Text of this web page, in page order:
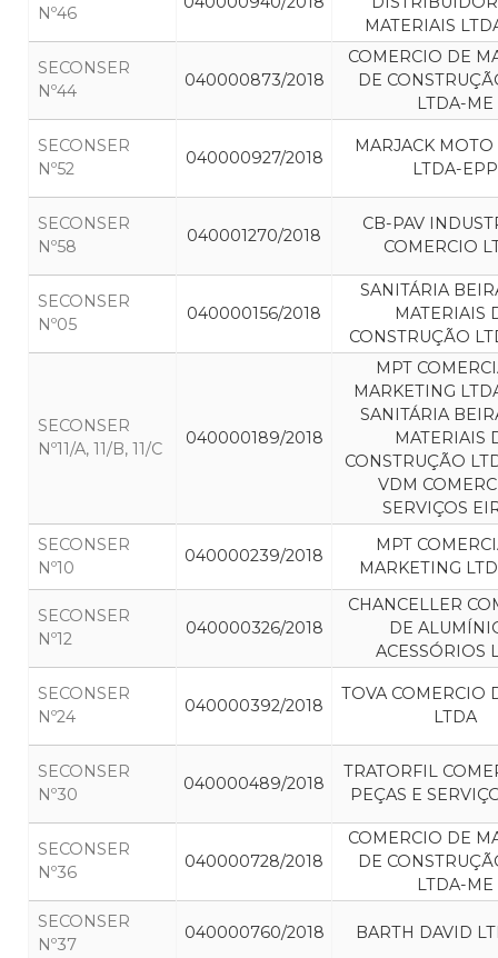
Nº46
MATERIAIS
SECONSER
Nº44
040000873/2018
COMERCIO DE
DE
LTDA-ME
SECONSER
Nº52
040000927/2018
MARJACK MOTO
LTDA-EPP
SECONSER
Nº58
040001270/2018
CB-PAV
COMERCIO
SECONSER
Nº05
040000156/2018
SANITÁRIA
MATERIAIS
CONSTRUÇÃO
SECONSER
Nº11/A, 11/B, 11/C
040000189/2018
MPT
MARKETING
SANITÁRIA
MATERIAIS
CONSTRUÇÃO
VDM
SERVIÇOS
SECONSER
Nº10
040000239/2018
MPT
MARKETING
SECONSER
Nº12
040000326/2018
CHANCELLER
DE
ACESSÓRIOS
SECONSER
Nº24
040000392/2018
TOVA COMERCIO
LTDA
SECONSER
Nº30
040000489/2018
TRATORFIL
PEÇAS E
SECONSER
Nº36
040000728/2018
COMERCIO DE
DE
LTDA-ME
SECONSER
Nº37
040000760/2018 BARTH DAVID